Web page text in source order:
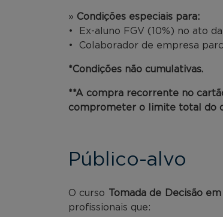
» Condições especiais para:
• Ex-aluno FGV (10%) no ato
• Colaborador de empresa
*Condições não cumulativas.
**A compra recorrente no
comprometer o limite total do
Público-alvo
O curso Tomada de Decisão
profissionais que: